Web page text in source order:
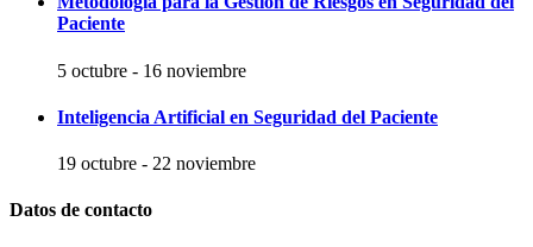
Paciente
5 octubre - 16 noviembre
Inteligencia Artificial en Seguridad del Paciente
19 octubre - 22 noviembre
Datos de contacto